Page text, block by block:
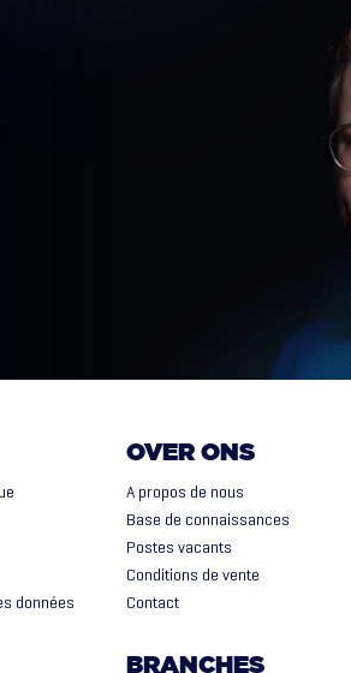
données
OVER ONS
A propos de nous
Base de connaissances
Postes vacants
Conditions de vente
Contact
BRANCHES